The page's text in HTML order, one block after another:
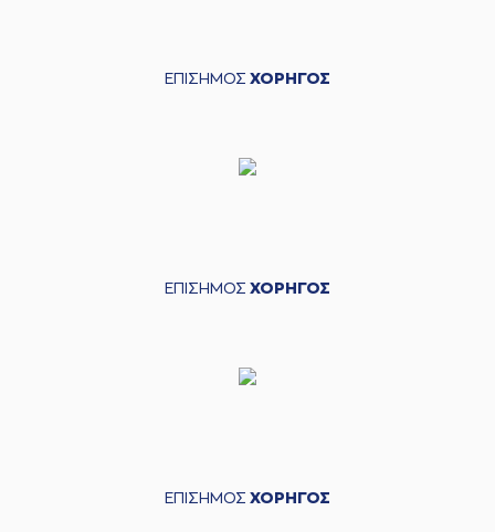
ΕΠΙΣΗΜΟΣ ΧΟΡΗΓΟΣ
ΕΠΙΣΗΜΟΣ ΧΟΡΗΓΟΣ
ΕΠΙΣΗΜΟΣ ΧΟΡΗΓΟΣ